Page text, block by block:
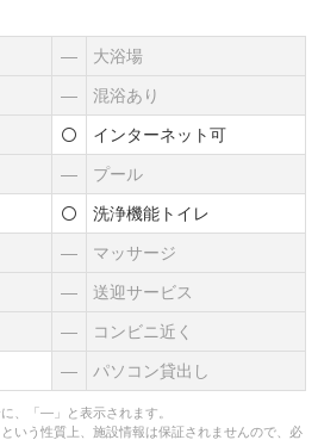
― 大浴場
― 混浴あり
インターネット可
― プール
洗浄機能トイレ
― マッサージ
― 送迎サービス
― コンビニ近く
― パソコン貸出し
、「―」と表示されます。
いう性質上、施設情報は保証されませんので、必